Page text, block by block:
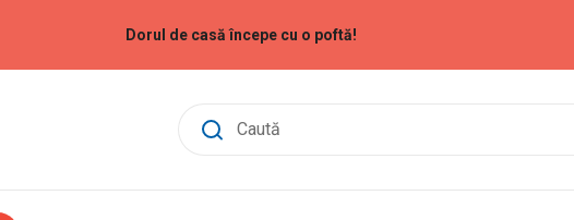
Dorul de casă începe cu o poftă!